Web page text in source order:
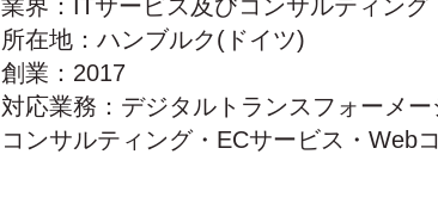
業界：ITサービス及びコンサルティング
所在地：ハンブルク(ドイツ)
創業：2017
対応業務：デジタルトランスフォーメ
コンサルティング・ECサービス・Web